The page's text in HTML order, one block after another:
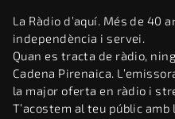
La Ràdio d’aquí. Més de 40
independència i servei.
Quan es tracta de ràdio,
Cadena Pirenaica.
la major oferta en ràdio i
T’acostem al teu públic